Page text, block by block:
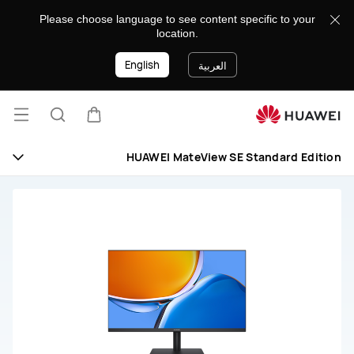
MateView
Please choose language to see content specific to your
location.
العربية English
فتح
HUAWEI MateView SE Standard Edition